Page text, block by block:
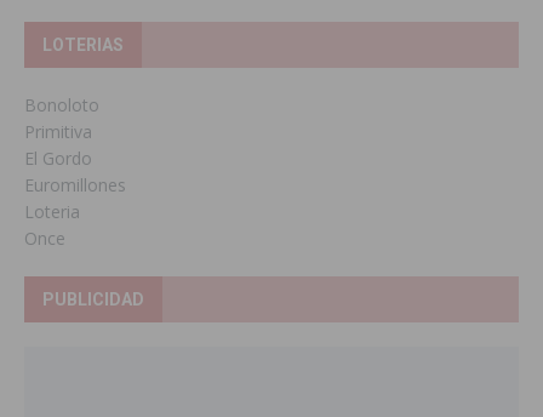
LOTERIAS
Bonoloto
Primitiva
El Gordo
Euromillones
Loteria
Once
PUBLICIDAD